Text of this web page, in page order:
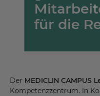
für die
Der MEDICLIN CAMPUS
Kompetenzzentrum. In